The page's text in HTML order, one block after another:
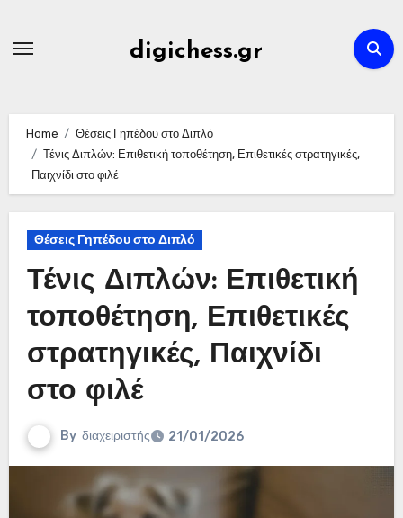
digichess.gr
Home
Θέσεις Γηπέδου στο Διπλό
Τένις Διπλών: Επιθετική τοποθέτηση, Επιθετικές στρατηγικές,
Παιχνίδι στο φιλέ
Θέσεις Γηπέδου στο Διπλό
Τένις Διπλών: Επιθετική
τοποθέτηση, Επιθετικές
στρατηγικές, Παιχνίδι
στο φιλέ
By διαχειριστής 21/01/2026